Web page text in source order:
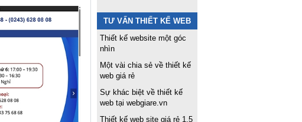
TƯ VẤN THIẾT KẾ WEB
Thiết kế website một góc
nhìn
Một vài chia sẻ về thiết kế
web giá rẻ
Sự khác biệt về thiết kế
web tại webgiare.vn
Thiết kế web site giá rẻ 1,5